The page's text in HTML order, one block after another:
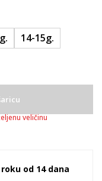
14-15g.
veličinu
od 14 dana